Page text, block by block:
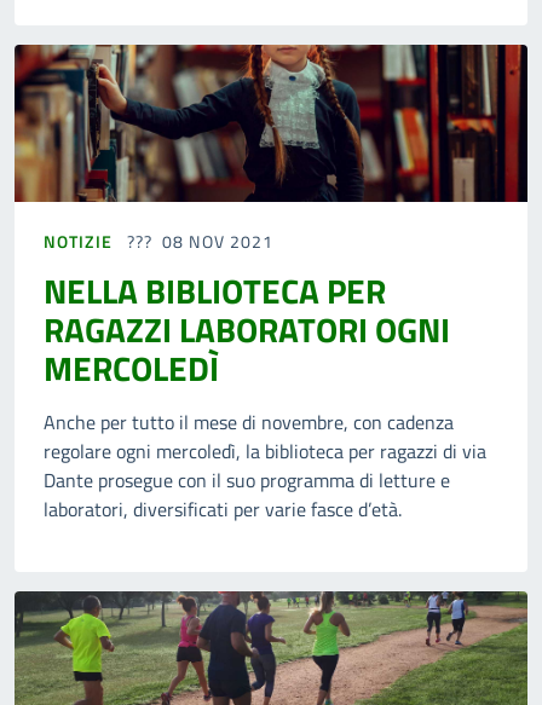
NOTIZIE 08 NOV 2021
NELLA BIBLIOTECA PER
RAGAZZI LABORATORI OGNI
MERCOLEDÌ
Anche per tutto il mese di novembre, con cadenza
regolare ogni mercoledì, la biblioteca per ragazzi di via
Dante prosegue con il suo programma di letture e
laboratori, diversificati per varie fasce d’età.